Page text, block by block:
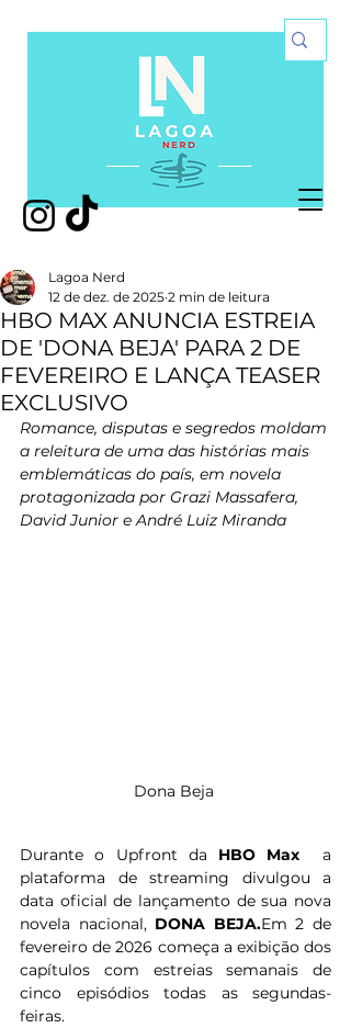
HBO MAX ANUNCIA ESTREIA
DE 'DONA BEJA' PARA 2 DE
FEVEREIRO E LANÇA TEASER
EXCLUSIVO
Lagoa Nerd
12 de dez. de 2025 2 min de leitura
Romance, disputas e segredos moldam
a releitura de uma das histórias mais
emblemáticas do país, em novela
protagonizada por Grazi Massafera,
David Junior e André Luiz Miranda
Dona Beja
Durante o Upfront da HBO Max a
plataforma de streaming divulgou a
data oficial de lançamento de sua nova
novela nacional, DONA BEJA.Em 2 de
fevereiro de 2026 começa a exibição dos
capítulos com estreias semanais de
cinco episódios todas as segundas-
feiras.